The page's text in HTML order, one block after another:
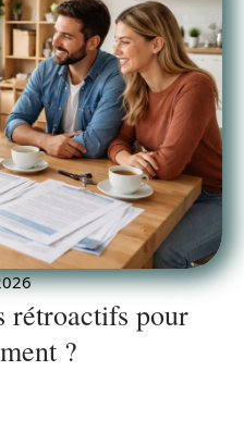
rétroactifs pour
?